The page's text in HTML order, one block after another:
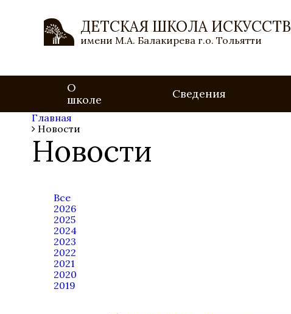
ДЕТСКАЯ ШКОЛА ИСКУССТВ
имени М.А. Балакирева г.о. Тольятти
О
школе
Сведения
Главная
Новости
Новости
Все
2026
2025
2024
2023
2022
2021
2020
2019